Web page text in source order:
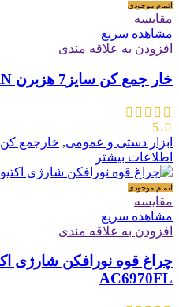
اتمام موجودی
مقایسه
مشاهده سریع
افزودن به علاقه مندی
خار جمع کن سایز7 هزبرن HEZÜRN مدل H55107IB
5.0
ابزار دستی و عمومی, خارجمع کن
اطلاعات بیشتر
اتمام موجودی
مقایسه
مشاهده سریع
افزودن به علاقه مندی
AC6970FL